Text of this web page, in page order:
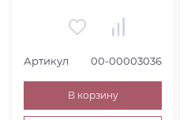
Артикул 00-00003036
В корзину